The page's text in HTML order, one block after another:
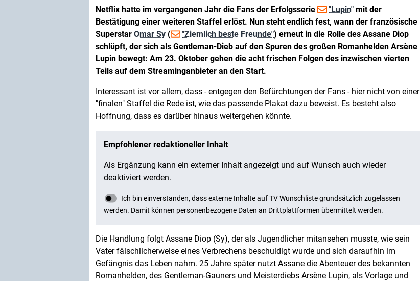
Netflix hatte im vergangenen Jahr die Fans der Erfolgsserie "Lupin" mit der
Bestätigung einer weiteren Staffel erlöst. Nun steht endlich fest, wann der französische
Superstar Omar Sy ( "Ziemlich beste Freunde") erneut in die Rolle des Assane Diop
schlüpft, der sich als Gentleman-Dieb auf den Spuren des großen Romanhelden Arsène
Lupin bewegt: Am 23. Oktober gehen die acht frischen Folgen des inzwischen vierten
Teils auf dem Streaminganbieter an den Start.
Interessant ist vor allem, dass - entgegen den Befürchtungen der Fans - hier nicht von einer
"finalen" Staffel die Rede ist, wie das passende Plakat dazu beweist. Es besteht also
Hoffnung, dass es darüber hinaus weitergehen könnte.
Die Handlung folgt Assane Diop (Sy), der als Jugendlicher mitansehen musste, wie sein
Vater fälschlicherweise eines Verbrechens beschuldigt wurde und sich daraufhin im
Gefängnis das Leben nahm. 25 Jahre später nutzt Assane die Abenteuer des bekannten
Romanhelden, des Gentleman-Gauners und Meisterdiebs Arsène Lupin, als Vorlage und